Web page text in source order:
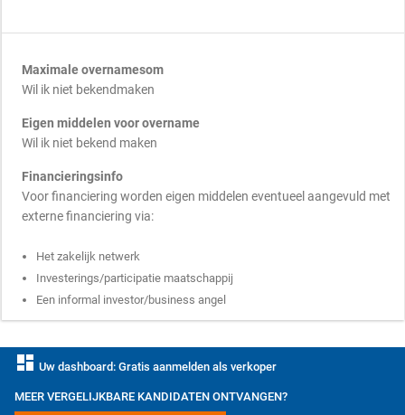
Maximale overnamesom
Wil ik niet bekendmaken
Eigen middelen voor overname
Wil ik niet bekend maken
Financieringsinfo
Voor financiering worden eigen middelen eventueel aangevuld met
externe financiering via:
Het zakelijk netwerk
Investerings/participatie maatschappij
Een informal investor/business angel
dashboard Uw dashboard: Gratis aanmelden als verkoper
MEER VERGELIJKBARE KANDIDATEN ONTVANGEN?